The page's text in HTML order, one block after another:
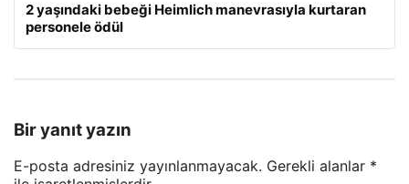
2 yaşındaki bebeği Heimlich manevrasıyla kurtaran
personele ödül
Bir yanıt yazın
E-posta adresiniz yayınlanmayacak. Gerekli alanlar *